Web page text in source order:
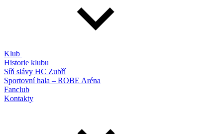
Klub
Historie klubu
Síň slávy HC Zubří
Sportovní hala – ROBE Aréna
Fanclub
Kontakty